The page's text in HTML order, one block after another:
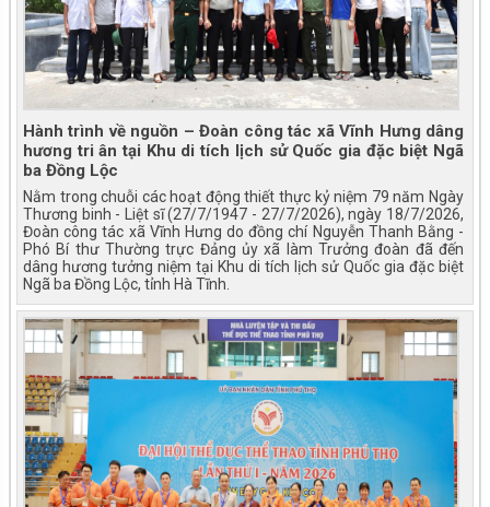
Hành trình về nguồn – Đoàn công tác xã Vĩnh Hưng dâng
hương tri ân tại Khu di tích lịch sử Quốc gia đặc biệt Ngã
ba Đồng Lộc
Nằm trong chuỗi các hoạt động thiết thực kỷ niệm 79 năm Ngày
Thương binh - Liệt sĩ (27/7/1947 - 27/7/2026), ngày 18/7/2026,
Đoàn công tác xã Vĩnh Hưng do đồng chí Nguyễn Thanh Bằng -
Phó Bí thư Thường trực Đảng ủy xã làm Trưởng đoàn đã đến
dâng hương tưởng niệm tại Khu di tích lịch sử Quốc gia đặc biệt
Ngã ba Đồng Lộc, tỉnh Hà Tĩnh.